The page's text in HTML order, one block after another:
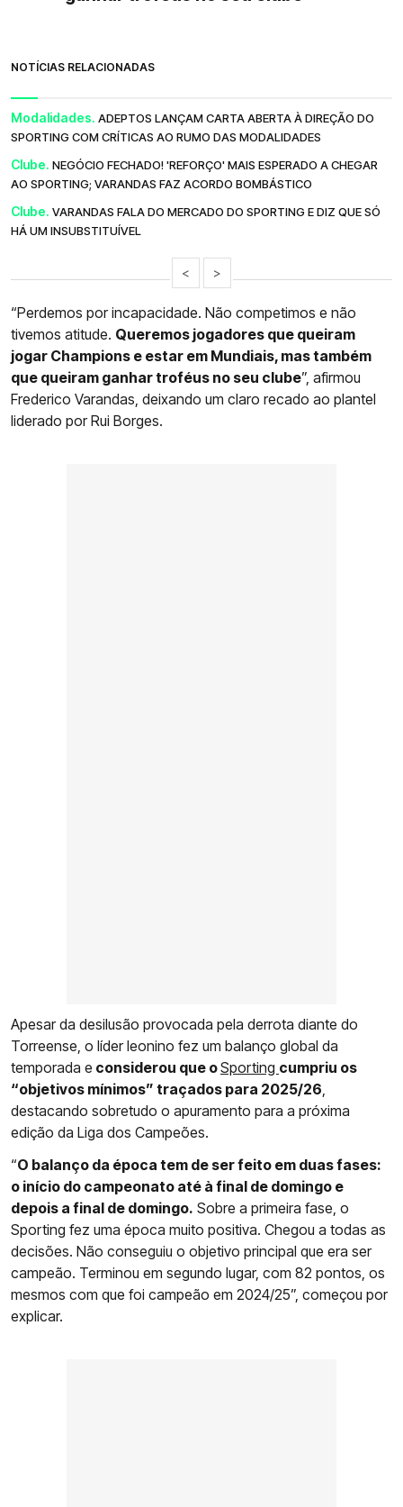
NOTÍCIAS RELACIONADAS
Modalidades. ADEPTOS LANÇAM CARTA ABERTA À DIREÇÃO DO
SPORTING COM CRÍTICAS AO RUMO DAS MODALIDADES
Clube. NEGÓCIO FECHADO! 'REFORÇO' MAIS ESPERADO A CHEGAR
AO SPORTING; VARANDAS FAZ ACORDO BOMBÁSTICO
Clube. VARANDAS FALA DO MERCADO DO SPORTING E DIZ QUE SÓ
HÁ UM INSUBSTITUÍVEL
< >
“Perdemos por incapacidade. Não competimos e não
tivemos atitude. Queremos jogadores que queiram
jogar Champions e estar em Mundiais, mas também
que queiram ganhar troféus no seu clube”, afirmou
Frederico Varandas, deixando um claro recado ao plantel
liderado por Rui Borges.
Apesar da desilusão provocada pela derrota diante do
Torreense, o líder leonino fez um balanço global da
temporada e considerou que oSporting cumpriu os
“objetivos mínimos” traçados para 2025/26,
destacando sobretudo o apuramento para a próxima
edição da Liga dos Campeões.
“O balanço da época tem de ser feito em duas fases:
o início do campeonato até à final de domingo e
depois a final de domingo. Sobre a primeira fase, o
Sporting fez uma época muito positiva. Chegou a todas as
decisões. Não conseguiu o objetivo principal que era ser
campeão. Terminou em segundo lugar, com 82 pontos, os
mesmos com que foi campeão em 2024/25”, começou por
explicar.